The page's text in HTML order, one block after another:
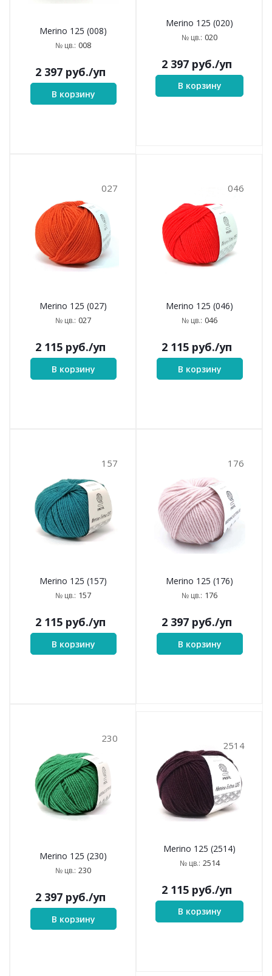
Merino 125 (008)
№ цв.: 008
2 397руб./уп
В корзину
Merino 125 (020)
№ цв.: 020
2 397руб./уп
В корзину
027
Merino 125 (027)
№ цв.: 027
2 115руб./уп
В корзину
046
Merino 125 (046)
№ цв.: 046
2 115руб./уп
В корзину
157
Merino 125 (157)
№ цв.: 157
2 115руб./уп
В корзину
176
Merino 125 (176)
№ цв.: 176
2 397руб./уп
В корзину
230
Merino 125 (230)
№ цв.: 230
2 397руб./уп
В корзину
2514
Merino 125 (2514)
№ цв.: 2514
2 115руб./уп
В корзину